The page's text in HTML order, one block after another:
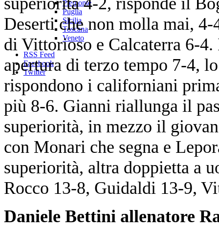
Piemonte
Puglia
Sicilia
Toscana
Veneto
RSS Feed
Facebook
Twitter
Deserti che non molla mai, 4-
di Vittorioso e Calcaterra 6-
apertura di terzo tempo 7-4,
rispondono i californiani
più 8-6. Gianni riallunga il
superiorità, in mezzo il
con Monari che segna e
superiorità, altra doppietta a
Rocco 13-8, Guidaldi 13-9,
Daniele Bettini allenatore